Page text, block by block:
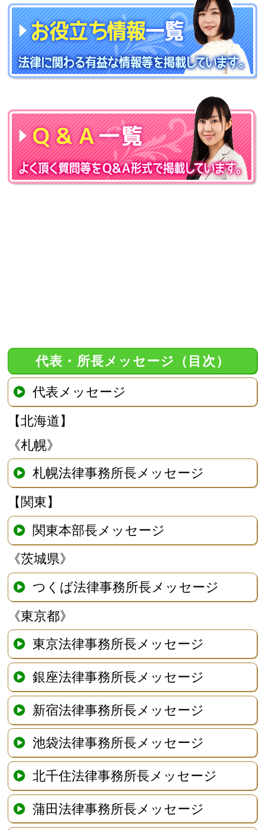
代表・所長メッセージ（目次）
代表メッセージ
【北海道】
《札幌》
札幌法律事務所長メッセージ
【関東】
関東本部長メッセージ
《茨城県》
つくば法律事務所長メッセージ
《東京都》
東京法律事務所長メッセージ
銀座法律事務所長メッセージ
新宿法律事務所長メッセージ
池袋法律事務所長メッセージ
北千住法律事務所長メッセージ
蒲田法律事務所長メッセージ